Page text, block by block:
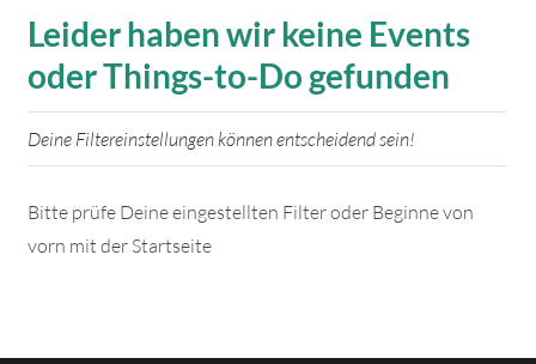
Leider haben wir keine Events
oder Things-to-Do gefunden
Deine Filtereinstellungen können entscheidend sein!
Bitte prüfe Deine eingestellten Filter oder Beginne von
vorn mit der Startseite